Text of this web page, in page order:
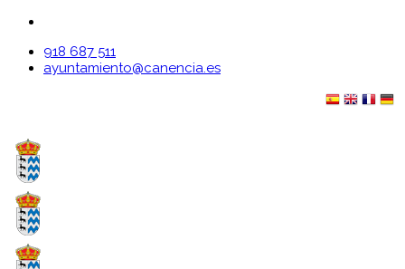
918 687 511
ayuntamiento@canencia.es